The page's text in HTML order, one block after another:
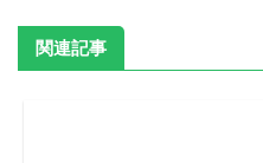
関連記事